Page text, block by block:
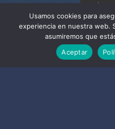
Usamos cookies para
experiencia en nuestra web.
asumiremos que
Aceptar
¡Hola!